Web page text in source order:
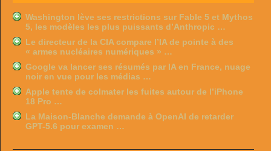
Washington lève ses restrictions sur Fable 5 et Mythos
5, les modèles les plus puissants d’Anthropic …
Le directeur de la CIA compare l’IA de pointe à des
« armes nucléaires numériques » …
Google va lancer ses résumés par IA en France, nuage
noir en vue pour les médias …
Apple tente de colmater les fuites autour de l’iPhone
18 Pro …
La Maison-Blanche demande à OpenAI de retarder
GPT-5.6 pour examen …